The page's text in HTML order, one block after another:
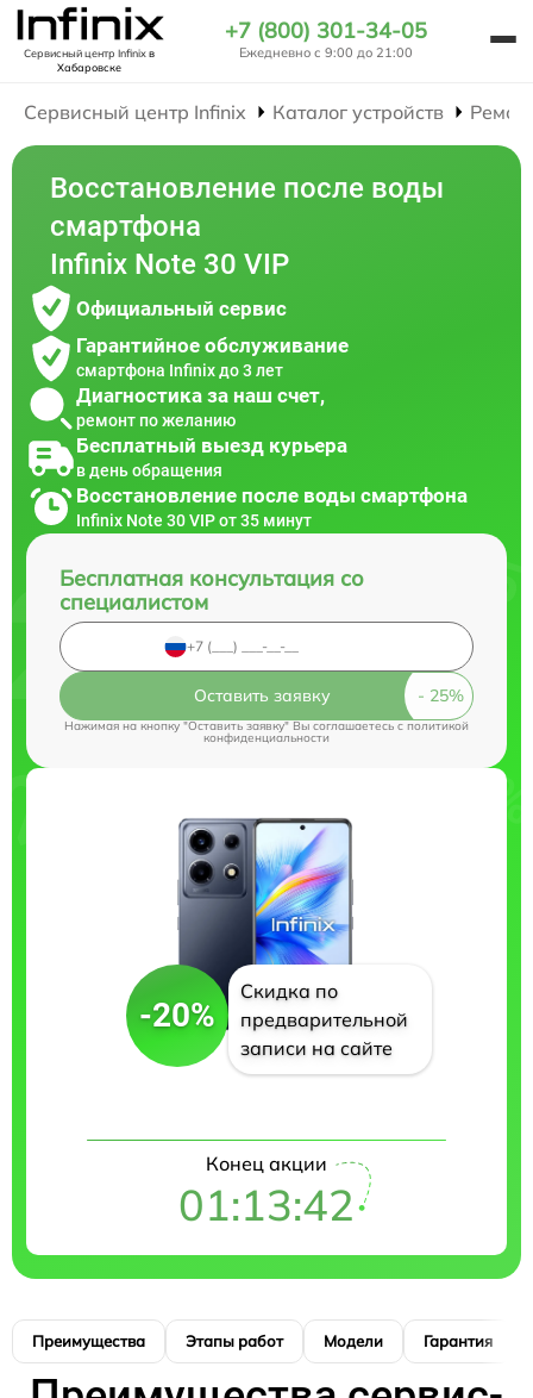
Сервисный центр Infinixв
Хабаровске
+7 (800) 301-34-05
Ежедневно с 9:00 до 21:00
Сервисный центр Infinix Каталог устройств
Восстановление после воды
смартфона
Infinix Note 30 VIP
Официальный сервис
Гарантийное обслуживание
смартфона Infinix до 3 лет
Диагностика за наш счет,
ремонт по желанию
Бесплатный выезд курьера
в день обращения
Восстановление после воды смартфона
Infinix Note 30 VIP от 35 минут
Бесплатная консультация со
специалистом
Оставить заявку
Нажимая на кнопку "Оставить заявку" Вы соглашаетесь cполитикой
конфиденциальности
-20%
Скидка по
предварительной
записи на сайте
Конец акции
01:13:41
Преимущества Этапы работ Модели Гарантия